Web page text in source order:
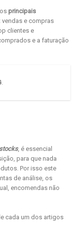
principais
vendas e compras
clientes e
e a faturação
.
stocks, é essencial
para que nada
Por isso este
de análise, os
encomendas não
cada um dos artigos